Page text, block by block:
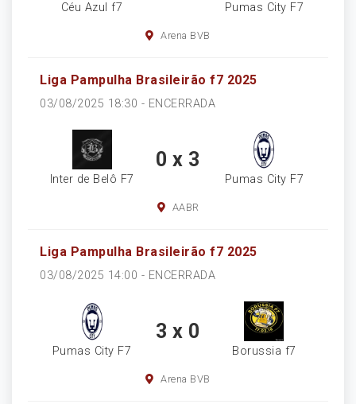
Céu Azul f7 Pumas City F7
Arena BVB
Liga Pampulha Brasileirão f7 2025
03/08/2025 18:30 - ENCERRADA
Inter de Belô F7
0 x 3
Pumas City F7
AABR
Liga Pampulha Brasileirão f7 2025
03/08/2025 14:00 - ENCERRADA
Pumas City F7
3 x 0
Borussia f7
Arena BVB